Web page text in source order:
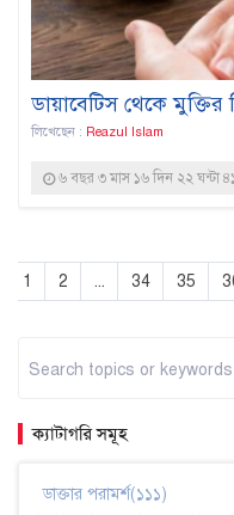
ডায়াবেটিস থেকে মুক্তির
লিখেছেন : Reazul Islam
৬ বছর ৩ মাস ১৬ দিন ২২ ঘন্টা
1 2 ... 34 35
ক্যাটাগরি সমূহ
ডাক্তার পরামর্শ(১১১)